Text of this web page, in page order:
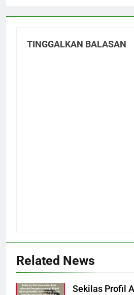
TINGGALKAN BALASAN
Related News
Sekilas Profil